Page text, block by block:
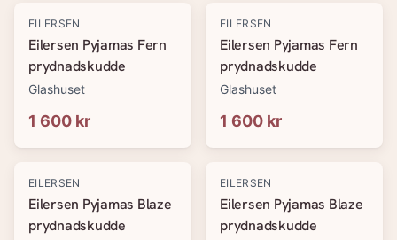
EILERSEN
Eilersen Pyjamas Fern
prydnadskudde
Glashuset
1 600 kr
EILERSEN
Eilersen Pyjamas Fern
prydnadskudde
Glashuset
1 600 kr
EILERSEN
Eilersen Pyjamas Blaze
prydnadskudde
EILERSEN
Eilersen Pyjamas Blaze
prydnadskudde